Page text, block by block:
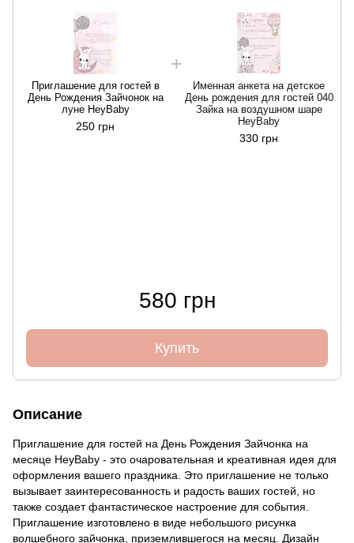
Приглашение для гостей в
День Рождения Зайчонок на
луне HeyBaby
250 грн
Именная анкета на детское
День рождения для гостей 040
Зайка на воздушном шаре
HeyBaby
330 грн
580 грн
Купить
Описание
Приглашение для гостей на День Рождения Зайчонка на
месяце HeyBaby - это очаровательная и креативная идея для
оформления вашего праздника. Это приглашение не только
вызывает заинтересованность и радость ваших гостей, но
также создает фантастическое настроение для события.
Приглашение изготовлено в виде небольшого рисунка
волшебного зайчонка, приземлившегося на месяц. Дизайн